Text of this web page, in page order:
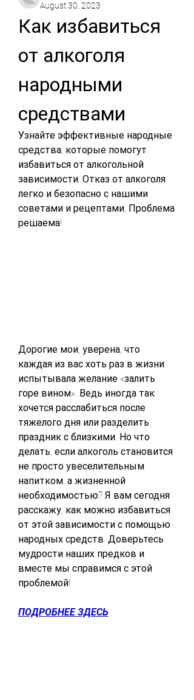
August 30, 2023
Как избавиться
от алкоголя
народными
средствами
Узнайте эффективные народные
средства, которые помогут
избавиться от алкогольной
зависимости. Отказ от алкоголя
легко и безопасно с нашими
советами и рецептами. Проблема
решаема!
Дорогие мои, уверена, что
каждая из вас хоть раз в жизни
испытывала желание «залить
горе вином». Ведь иногда так
хочется расслабиться после
тяжелого дня или разделить
праздник с близкими. Но что
делать, если алкоголь становится
не просто увеселительным
напитком, а жизненной
необходимостью? Я вам сегодня
расскажу, как можно избавиться
от этой зависимости с помощью
народных средств. Доверьтесь
мудрости наших предков и
вместе мы справимся с этой
проблемой!
ПОДРОБНЕЕ ЗДЕСЬ